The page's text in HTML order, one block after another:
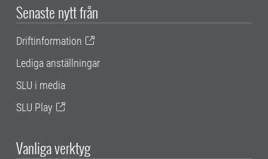
Senaste nytt från
Driftinformation
Lediga anställningar
SLU i media
SLU Play
Vanliga verktyg